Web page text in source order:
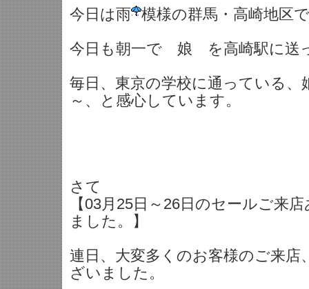
今日は雨
模様の群馬・高崎地区
今日も朝一で 娘 を高崎駅に送
毎日、東京の学校に通っている、
～、と感心しています。
さて
【03月25日～26日のセールご来
ました。】
連日、大変多くのお客様のご来店
ざいました。